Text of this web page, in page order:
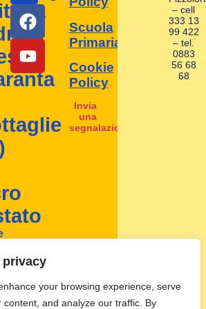
privacy
your browsing experience, serve
content, and analyze our traffic. By
Scuola
Primaria
Cookie
Policy
Invia
una
segnalazione
– cell
333 13
99 422
– tel.
0883
56 68
68